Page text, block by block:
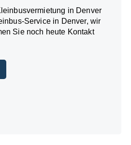
in Denver
Service in Denver, wir
Sie noch heute Kontakt